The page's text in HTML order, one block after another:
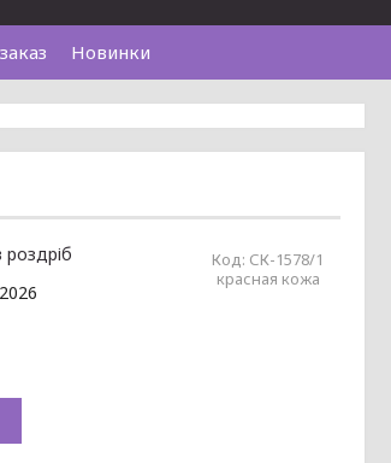
Новинки
Код: СК-1578/1
красная кожа